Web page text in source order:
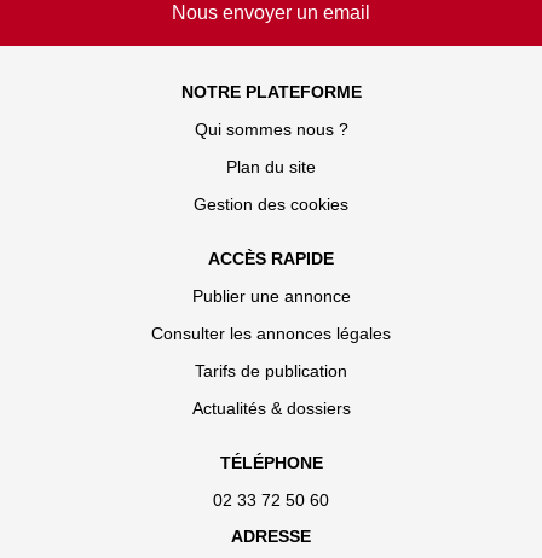
Nous envoyer un email
NOTRE PLATEFORME
Qui sommes nous ?
Plan du site
Gestion des cookies
ACCÈS RAPIDE
Publier une annonce
Consulter les annonces légales
Tarifs de publication
Actualités & dossiers
TÉLÉPHONE
02 33 72 50 60
ADRESSE